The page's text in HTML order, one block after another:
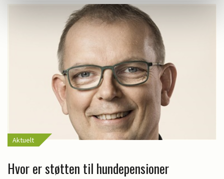
Aktuelt
Hvor er støtten til hundepensioner